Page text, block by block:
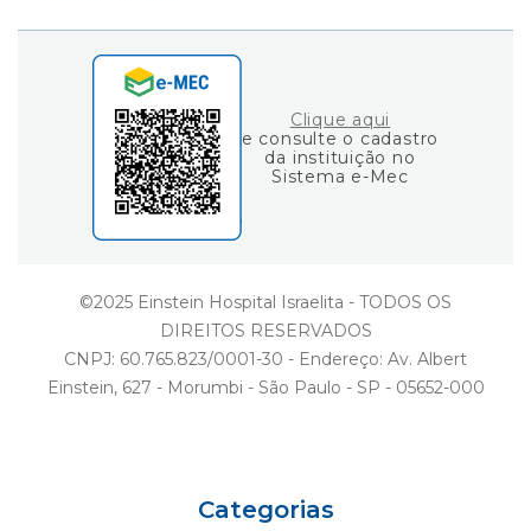
Consulta de Diplomas
Ouvidoria
Clique aqui
e consulte o cadastro
da instituição no
Sistema e-Mec
©2025 Einstein Hospital Israelita - TODOS OS
DIREITOS RESERVADOS
CNPJ: 60.765.823/0001-30 - Endereço: Av. Albert
Einstein, 627 - Morumbi - São Paulo - SP - 05652-000
Categorias